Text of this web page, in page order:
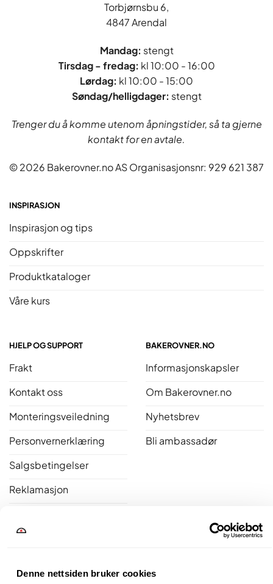
Denne nettsiden bruker cookies
Torbjørnsbu 6,
4847 Arendal
Mandag: stengt
Tirsdag - fredag: kl 10:00 - 16:00
Lørdag: kl 10:00 - 15:00
Søndag/helligdager: stengt
Trenger du å komme utenom åpningstider, så ta gjerne
kontakt for en avtale.
© 2026 Bakerovner.no AS Organisasjonsnr: 929 621 387
INSPIRASJON
Inspirasjon og tips
Oppskrifter
Produktkataloger
Våre kurs
HJELP OG SUPPORT
Frakt
Kontakt oss
Monteringsveiledning
Personvernerklæring
Salgsbetingelser
Reklamasjon
BAKEROVNER.NO
Informasjonskapsler
Om Bakerovner.no
Nyhetsbrev
Bli ambassadør